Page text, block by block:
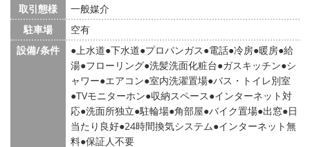
取引態様
一般媒介
駐車場
空有
設備/条件
上水道 下水道 プロパンガス 電話 冷房 暖房 給
湯 フローリング 洗髪洗面化粧台 ガスキッチン シ
ャワー エアコン 室内洗濯置場 バス・トイレ別室
TVモニターホン 収納スペース インターネット対
応 洗面所独立 駐輪場 角部屋 バイク置場 出窓 日
当たり良好 24時間換気システム インターネット無
料 保証人不要